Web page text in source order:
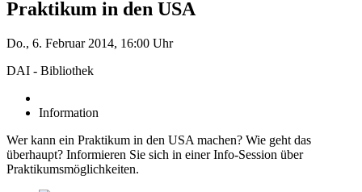
Praktikum in den USA
Do., 6. Februar 2014, 16:00 Uhr
DAI - Bibliothek
Information
Wer kann ein Praktikum in den USA machen? Wie geht das
überhaupt? Informieren Sie sich in einer Info-Session über
Praktikumsmöglichkeiten.